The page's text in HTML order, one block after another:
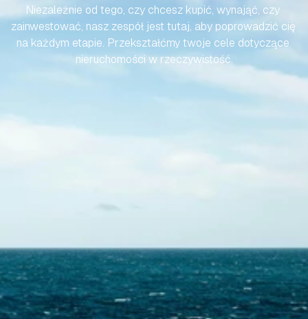
Niezależnie od tego, czy chcesz kupić, wynająć, czy
zainwestować, nasz zespół jest tutaj, aby poprowadzić cię
na każdym etapie. Przekształćmy twoje cele dotyczące
nieruchomości w rzeczywistość.
Skontaktuj się z nami